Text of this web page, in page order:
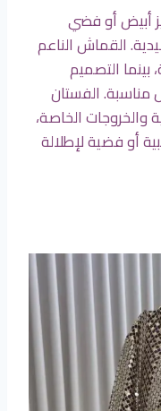
أبيض أو فضي
القماش الناعم
بينما التصميم
مناسبة. الفستان
والخروجات الخاصة،
أو فضية لإطلالة